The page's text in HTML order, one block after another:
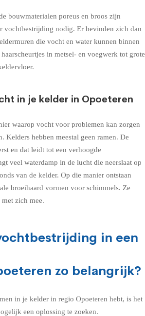
bouwmaterialen poreus en broos zijn
vochtbestrijding nodig. Er bevinden zich dan
die vocht en water kunnen binnen
in metsel- en voegwerk tot grote
in je kelder in Opoeteren
waarop vocht voor problemen kan zorgen
Kelders hebben meestal geen ramen. De
en dat leidt tot een verhoogde
veel waterdamp in de lucht die neerslaat op
van de kelder. Op die manier ontstaan
broeihaard vormen voor schimmels. Ze
zich mee.
in een
zo belangrijk?
in je kelder in regio Opoeteren hebt, is het
een oplossing te zoeken.